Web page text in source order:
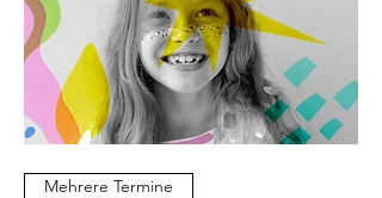
Mehrere Termine